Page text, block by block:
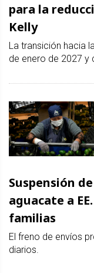
para la
Kelly
La transición hacia
de enero de 2027 y
Suspensión
aguacate a
familias
El freno de envíos
diarios.